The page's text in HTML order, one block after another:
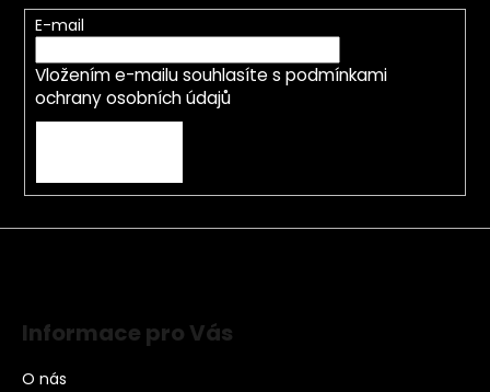
E-mail
Vložením e-mailu souhlasíte s podmínkami
ochrany osobních údajů
Informace pro Vás
O nás